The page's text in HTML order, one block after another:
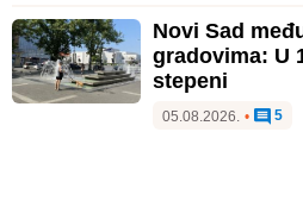
Novi Sad
gradovima: U
stepeni
05.08.2026. • 5